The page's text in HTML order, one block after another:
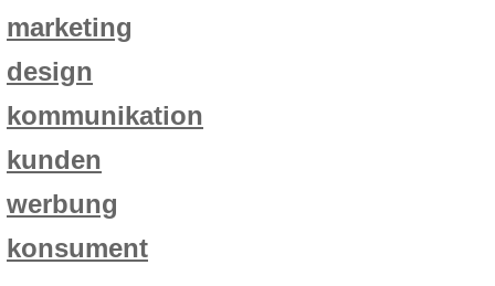
marketing
design
kommunikation
kunden
werbung
konsument